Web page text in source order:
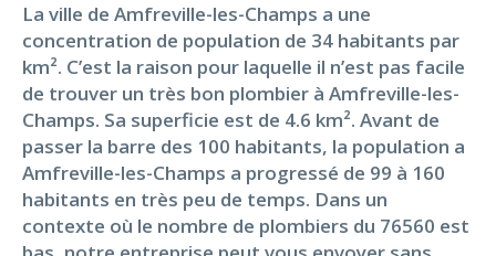
La ville de Amfreville-les-Champs a une
concentration de population de 34 habitants par
km². C’est la raison pour laquelle il n’est pas facile
de trouver un très bon plombier à Amfreville-les-
Champs. Sa superficie est de 4.6 km². Avant de
passer la barre des 100 habitants, la population a
Amfreville-les-Champs a progressé de 99 à 160
habitants en très peu de temps. Dans un
contexte où le nombre de plombiers du 76560 est